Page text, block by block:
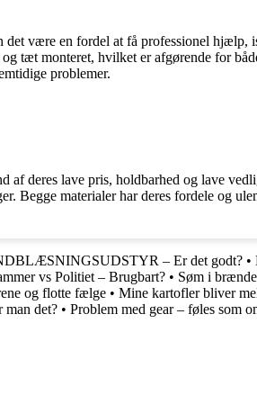
være en fordel at få professionel hjælp,
tæt monteret, hvilket er afgørende for
problemer.
deres lave pris, holdbarhed og lave
Begge materialer har deres fordele og
– Er det godt? •
vs Politiet – Brugbart? • Søm i
og flotte fælge • Mine kartofler bliver
man det? • Problem med gear – føles som